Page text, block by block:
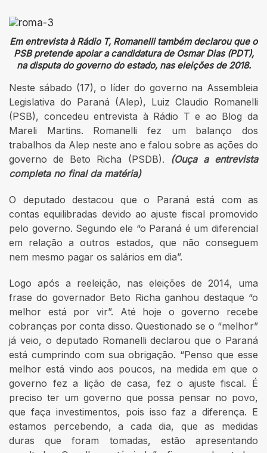
Em entrevista à Rádio T, Romanelli também declarou que o
PSB pretende apoiar a candidatura de Osmar Dias (PDT),
na disputa do governo do estado, nas eleições de 2018.
Neste sábado (17), o líder do governo na Assembleia
Legislativa do Paraná (Alep), Luiz Claudio Romanelli
(PSB), concedeu entrevista à Rádio T e ao Blog da
Mareli Martins. Romanelli fez um balanço dos
trabalhos da Alep neste ano e falou sobre as ações do
governo de Beto Richa (PSDB).
(Ouça a entrevista
completa no final da matéria)
O deputado destacou que o Paraná está com as
contas equilibradas devido ao ajuste fiscal promovido
pelo governo. Segundo ele “o Paraná é um diferencial
em relação a outros estados, que não conseguem
nem mesmo pagar os salários em dia”.
Logo após a reeleição, nas eleições de 2014, uma
frase do governador Beto Richa ganhou destaque “o
melhor está por vir”. Até hoje o governo recebe
cobranças por conta disso. Questionado se o “melhor”
já veio, o deputado Romanelli declarou que o Paraná
está cumprindo com sua obrigação. “Penso que esse
melhor está vindo aos poucos, na medida em que o
governo fez a lição de casa, fez o ajuste fiscal. É
preciso ter um governo que possa pensar no povo,
que faça investimentos, pois isso faz a diferença. E
estamos percebendo, a cada dia, que as medidas
duras que foram tomadas, estão apresentando